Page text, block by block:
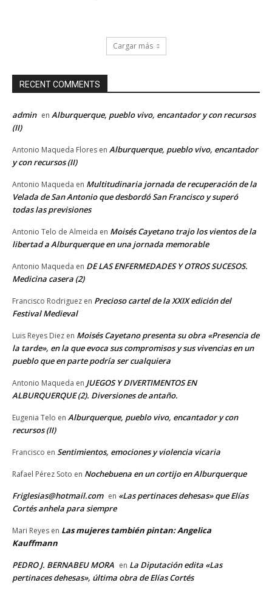
Cargar más
RECENT COMMENTS
admin en Alburquerque, pueblo vivo, encantador y con recursos
(II)
Antonio Maqueda Flores en Alburquerque, pueblo vivo, encantador
y con recursos (II)
Antonio Maqueda en Multitudinaria jornada de recuperación de la
Velada de San Antonio que desbordó San Francisco y superó
todas las previsiones
Antonio Telo de Almeida en Moisés Cayetano trajo los vientos de la
libertad a Alburquerque en una jornada memorable
Antonio Maqueda en DE LAS ENFERMEDADES Y OTROS SUCESOS.
Medicina casera (2)
Francisco Rodriguez en Precioso cartel de la XXIX edición del
Festival Medieval
Luis Reyes Diez en Moisés Cayetano presenta su obra «Presencia de
la tarde», en la que evoca sus compromisos y sus vivencias en un
pueblo que en parte podría ser cualquiera
Antonio Maqueda en JUEGOS Y DIVERTIMENTOS EN
ALBURQUERQUE (2). Diversiones de antaño.
Eugenia Telo en Alburquerque, pueblo vivo, encantador y con
recursos (II)
Francisco en Sentimientos, emociones y violencia vicaria
Rafael Pérez Soto en Nochebuena en un cortijo en Alburquerque
Friglesias@hotmail.com en «Las pertinaces dehesas» que Elías
Cortés anhela para siempre
Mari Reyes en Las mujeres también pintan: Angelica
Kauffmann
PEDRO J. BERNABEU MORA en La Diputación edita «Las
pertinaces dehesas», última obra de Elías Cortés